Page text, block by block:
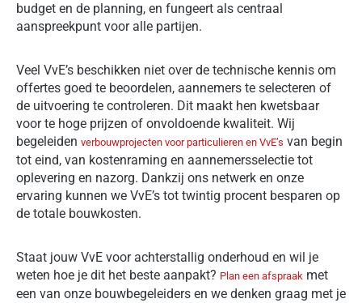
budget en de planning, en fungeert als centraal
aanspreekpunt voor alle partijen.
Veel VvE’s beschikken niet over de technische kennis om
offertes goed te beoordelen, aannemers te selecteren of
de uitvoering te controleren. Dit maakt hen kwetsbaar
voor te hoge prijzen of onvoldoende kwaliteit. Wij
begeleiden verbouwprojecten voor particulieren en VvE’s van begin
tot eind, van kostenraming en aannemersselectie tot
oplevering en nazorg. Dankzij ons netwerk en onze
ervaring kunnen we VvE’s tot twintig procent besparen op
de totale bouwkosten.
Staat jouw VvE voor achterstallig onderhoud en wil je
weten hoe je dit het beste aanpakt? Plan een afspraak met
een van onze bouwbegeleiders en we denken graag met je